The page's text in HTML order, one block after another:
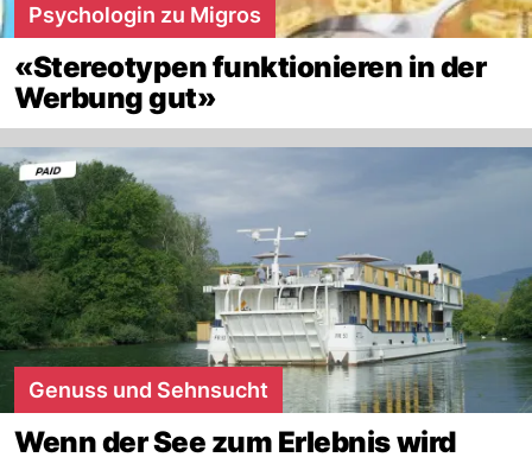
Psychologin zu Migros
«Stereotypen funktionieren in der
Werbung gut»
Genuss und Sehnsucht
Wenn der See zum Erlebnis wird